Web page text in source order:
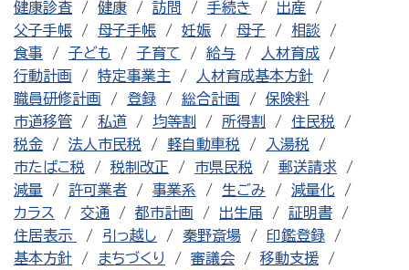
健康診査
健康 訪問 手続き
出産
父子手帳
母子手帳 妊娠 母子
相談
食事
子ども 子育て 給与
人材育成
行動計画
特定事業主
人材育成基本方針
職員研修計画
登録 総合計画
保険料
市道移管
私道 均等割 所得割
住民税
税金
法人市民税 軽自動車税
入湯税
市たばこ税
税制改正 市県民税
郵送請求
減量
許可業者 事業系 生ごみ
減量化
カラス
交通 都市計画 出生届
証明書
住居表示
引っ越し 秦野斎場
印鑑登録
基本方針
まちづくり 審議会
移動支援